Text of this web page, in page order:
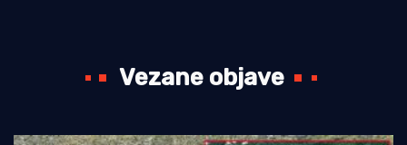
Vezane objave